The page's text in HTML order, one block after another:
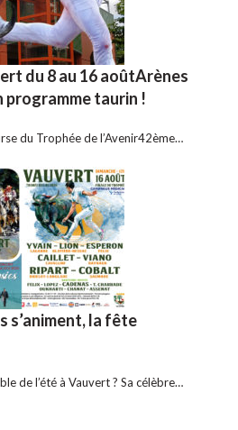
du 8 au 16 aoûtArènes
programme taurin !
du Trophée de l’Avenir42ème…
s’animent, la fête
de l’été à Vauvert ? Sa célèbre…